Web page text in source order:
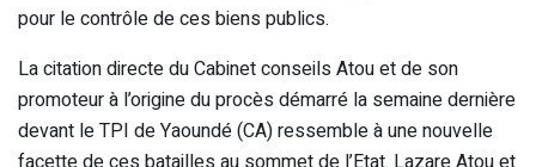
pour le contrôle de ces biens publics.
La citation directe du Cabinet conseils Atou et de son
promoteur à l’origine du procès démarré la semaine dernière
devant le TPI de Yaoundé (CA) ressemble à une nouvelle